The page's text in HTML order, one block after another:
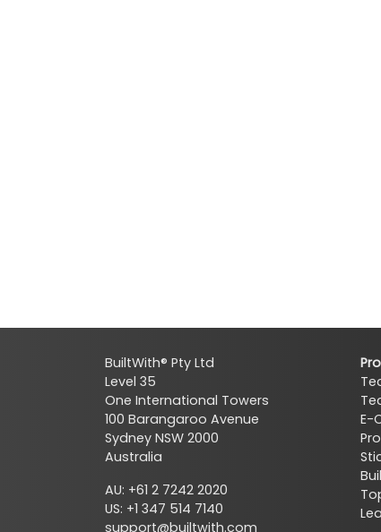
BuiltWith® Pty Ltd
Level 35
One International Towers
100 Barangaroo Avenue
Sydney NSW 2000
Australia
AU: +61 2 7242 2020
US: +1 347 514 7140
support@builtwith.com
E-